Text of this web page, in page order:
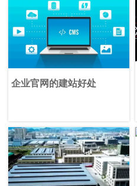
网站内容相关的词都可以作为
关键词。关键词的用处，用一
句话来概括就是：确定更多更
精准的目标人群流量。合适的
关键词可以提高网站的流量，
转化更多的客户。
企业官网的建站好处